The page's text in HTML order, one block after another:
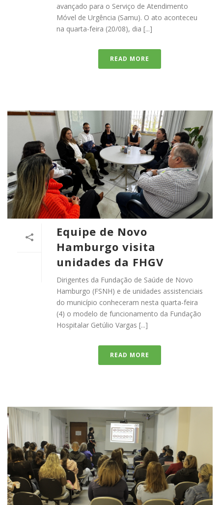
avançado para o Serviço de Atendimento
Móvel de Urgência (Samu). O ato aconteceu
na quarta-feira (20/08), dia [...]
READ MORE
Equipe de Novo
Hamburgo visita
unidades da FHGV
Dirigentes da Fundação de Saúde de Novo
Hamburgo (FSNH) e de unidades assistenciais
do município conheceram nesta quarta-feira
(4) o modelo de funcionamento da Fundação
Hospitalar Getúlio Vargas [...]
READ MORE